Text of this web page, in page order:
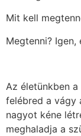
Mit kell
Megtenni?
Az életünkben
felébred a vágy
nagyot kéne
meghaladja a